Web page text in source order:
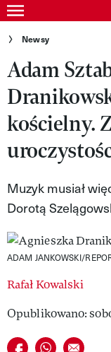
Skip
to
content
Gwiazdy
Ludzie
Moda
Uroda
Styl życia
Kultura
Wideo
Nasze akcje
Newsy
Adam
kościelny.
Muzyk musiał
Dorotą
ADAM JANKOWSKI/
Rafał Kowalski
Opublikowano:
Udostępnij na
Udostępnij na
E-mail